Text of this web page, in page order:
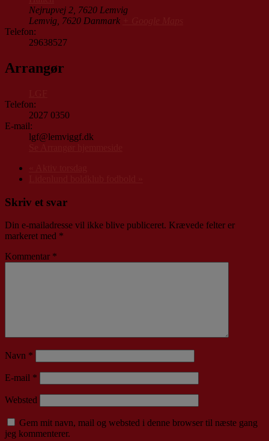
Nejrupvej 2, 7620 Lemvig
Lemvig 7620 Danmark
Telefon:
29638527
Arrangør
Telefon:
2027 0350
E-mail:
lgf@lemviggf.dk
Skriv et svar
Din e-mailadresse vil ikke blive publiceret. Krævede felter er
markeret med *
Kommentar *
Navn *
E-mail *
Websted
Gem mit navn, mail og websted i denne browser til næste gang
jeg kommenterer.